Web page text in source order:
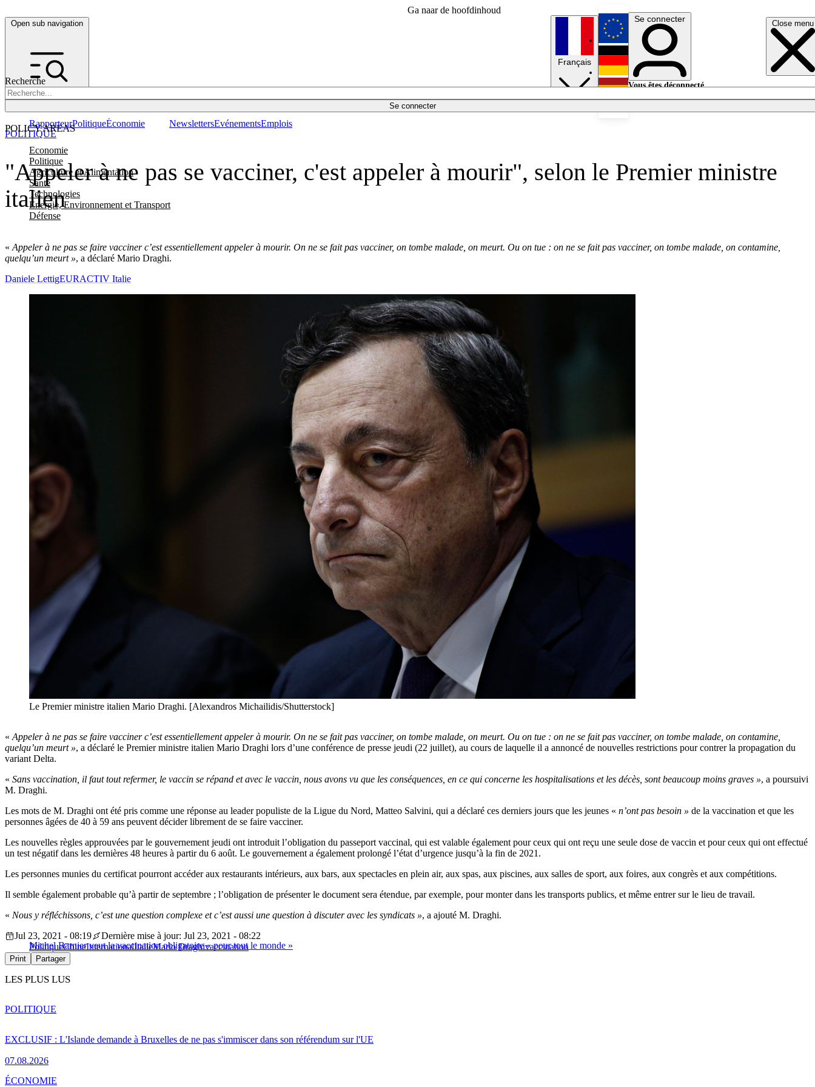
Ga naar de hoofdinhoud
Open sub navigation Close menu
Recherche
Se connecter
POLICY AREAS
Economie
Politique
Agriculture et Alimentation
Santé
Technologies
Energie, Environnement et Transport
Défense
RapporteurPolitiqueÉconomie NewslettersEvénementsEmplois
Français
English
Deutsch
Se connecter
Vous êtes déconnecté.
"Appeler à ne pas se vacciner, c'est appeler à mourir", selon le Premier ministre
italien
« Appeler à ne pas se faire vacciner c’est essentiellement appeler à mourir. On ne se fait pas vacciner, on tombe malade, on meurt. Ou on tue : on ne se fait pas vacciner, on tombe malade, on contamine,
quelqu’un meurt », a déclaré Mario Draghi.
POLITIQUE
Daniele LettigEURACTIV Italie
Le Premier ministre italien Mario Draghi. [Alexandros Michailidis/Shutterstock]
« Appeler à ne pas se faire vacciner c’est essentiellement appeler à mourir. On ne se fait pas vacciner, on tombe malade, on meurt. Ou on tue : on ne se fait pas vacciner, on tombe malade, on contamine,
quelqu’un meurt », a déclaré le Premier ministre italien Mario Draghi lors d’une conférence de presse jeudi (22 juillet), au cours de laquelle il a annoncé de nouvelles restrictions pour contrer la propagation du
variant Delta.
« Sans vaccination, il faut tout refermer, le vaccin se répand et avec le vaccin, nous avons vu que les conséquences, en ce qui concerne les hospitalisations et les décès, sont beaucoup moins graves », a poursuivi
M. Draghi.
Les mots de M. Draghi ont été pris comme une réponse au leader populiste de la Ligue du Nord, Matteo Salvini, qui a déclaré ces derniers jours que les jeunes « n’ont pas besoin » de la vaccination et que les
personnes âgées de 40 à 59 ans peuvent décider librement de se faire vacciner.
Les nouvelles règles approuvées par le gouvernement jeudi ont introduit l’obligation du passeport vaccinal, qui est valable également pour ceux qui ont reçu une seule dose de vaccin et pour ceux qui ont effectué
un test négatif dans les dernières 48 heures à partir du 6 août. Le gouvernement a également prolongé l’état d’urgence jusqu’à la fin de 2021.
Les personnes munies du certificat pourront accéder aux restaurants intérieurs, aux bars, aux spectacles en plein air, aux spas, aux piscines, aux salles de sport, aux foires, aux congrès et aux compétitions.
Il semble également probable qu’à partir de septembre ; l’obligation de présenter le document sera étendue, par exemple, pour monter dans les transports publics, et même entrer sur le lieu de travail.
« Nous y réfléchissons, c’est une question complexe et c’est aussi une question à discuter avec les syndicats », a ajouté M. Draghi.
Michel Barnier veut la vaccination obligatoire « pour tout le monde »
Jul 23, 2021 - 08:19
Dernière mise à jour: Jul 23, 2021 - 08:22
PolitiqueChineInternationalItalieMario Draghivaccination
Print Partager
LES PLUS LUS
EXCLUSIF : L'Islande demande à Bruxelles de ne pas s'immiscer dans son référendum sur l'UE
07.08.2026
POLITIQUE
ÉCONOMIE